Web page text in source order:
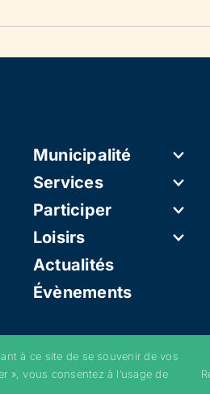
Municipalité
Services
Participer
Loisirs
Actualités
Évènements
– Politique de confidentialité–
à ce site de se souvenir de vos
», vous consentez à l’usage de